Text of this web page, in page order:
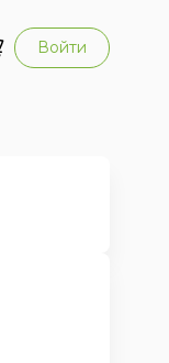
Войти